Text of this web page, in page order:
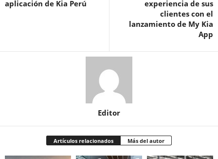
aplicación de Kia Perú
experiencia de sus
clientes con el
lanzamiento de My Kia
App
Editor
Artículos relacionados Más del autor